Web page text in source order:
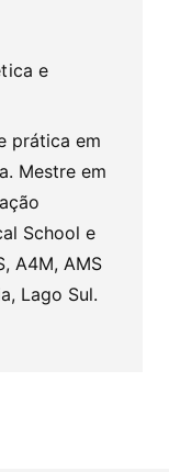
e
prática em
Mestre em
School e
A4M, AMS
Lago Sul.